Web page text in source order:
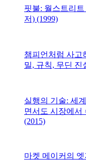
핏불: 월스트리
저) (1999)
챔피언처럼 사고
밀, 규칙, 무딘 진
실행의 기술: 세
면서도 시장에서
(2015)
마켓 메이커의